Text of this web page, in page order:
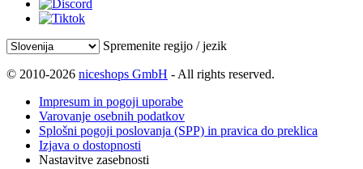
Spremenite regijo / jezik
© 2010-2026 niceshops GmbH - All rights reserved.
Impresum in pogoji uporabe
Varovanje osebnih podatkov
Splošni pogoji poslovanja (SPP) in pravica do preklica
Izjava o dostopnosti
Nastavitve zasebnosti